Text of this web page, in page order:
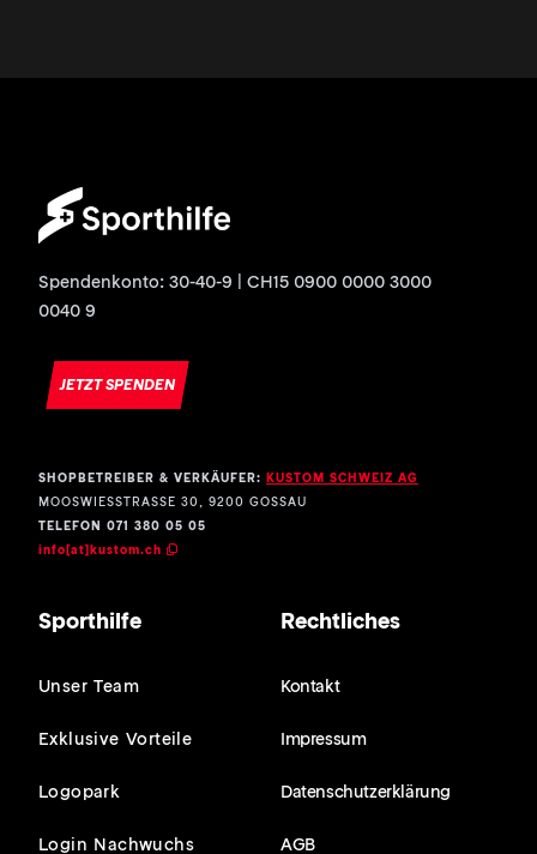
Spendenkonto: 30-40-9 | CH15 0900 0000 3000
0040 9
JETZT SPENDEN
SHOPBETREIBER & VERKÄUFER: KUSTOM SCHWEIZ AG
MOOSWIESSTRASSE 30, 9200 GOSSAU
TELEFON 071 380 05 05
info[at]kustom.ch
Sporthilfe
Unser Team
Exklusive Vorteile
Logopark
Login Nachwuchs
Rechtliches
Kontakt
Impressum
Datenschutzerklärung
AGB